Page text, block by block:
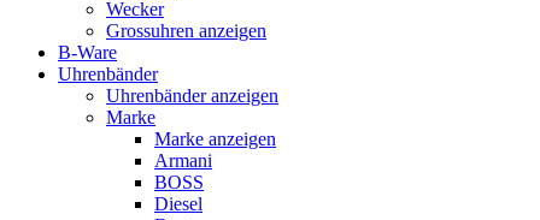
Wecker
Grossuhren anzeigen
B-Ware
Uhrenbänder
Uhrenbänder anzeigen
Marke
Marke anzeigen
Armani
BOSS
Diesel